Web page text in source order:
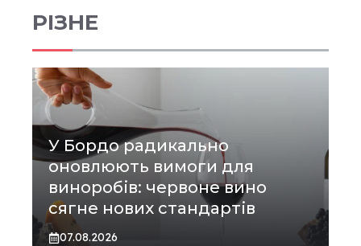
РІЗНЕ
У Бордо радикально
оновлюють вимоги для
виноробів: червоне вино
сягне нових стандартів
07.08.2026